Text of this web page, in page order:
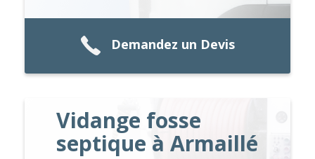
Demandez un Devis
Vidange fosse
septique à Armaillé